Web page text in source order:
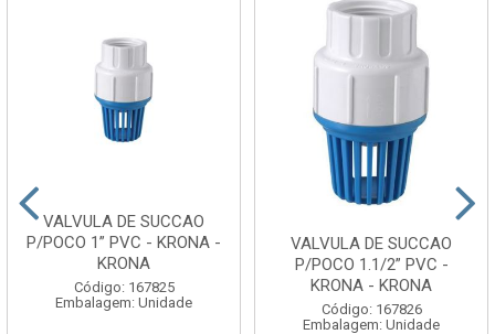
VALVULA DE SUCCAO
P/POCO 1” PVC - KRONA -
KRONA
Código: 167825
Embalagem: Unidade
VALVULA DE SUCCAO
P/POCO 1.1/2” PVC -
KRONA - KRONA
Código: 167826
Embalagem: Unidade